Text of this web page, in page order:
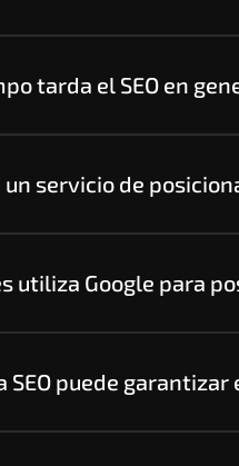
tarda el SEO en
suelen
un servicio de
auditoría SEO,
utiliza Google para
cientos de factores,
SEO puede
puede garantizar